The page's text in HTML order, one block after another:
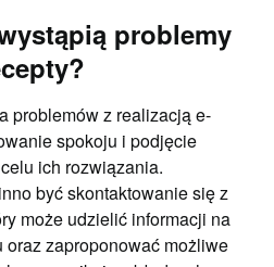
problemy
problemów z realizacją e-
spokoju i podjęcie
ich rozwiązania.
być skontaktowanie się z
może udzielić informacji na
oraz zaproponować możliwe